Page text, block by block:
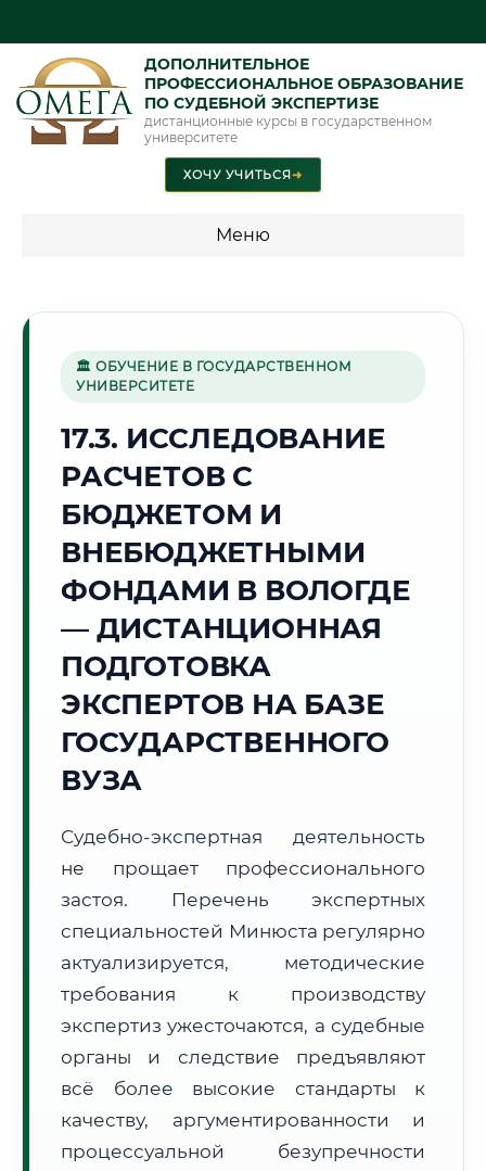
ДОПОЛНИТЕЛЬНОЕ
ПРОФЕССИОНАЛЬНОЕ ОБРАЗОВАНИЕ
ПО СУДЕБНОЙ ЭКСПЕРТИЗЕ
дистанционные курсы в государственном
университете
ХОЧУ УЧИТЬСЯ➜
Меню
специальности"
Стоимость по программам обучения "Судебная экспертиза"
Стоимость по программам обучения "Экспертиза"
❄️
Г. ВОЛОГДА
Точное местное время:
15:07:12
Воскресенье, 9 Августа
🌅 Восход:04:24
📍 Региональная справка г. Вологда
Тел. код:
+7 (8172)
Почтовые индексы:
160000–160999
Часовой пояс:
МСК (UTC+3)
Формат учебы:
Дистанционно
🗺️ Зона обслуживания: г. Вологда
🏛 ОБУЧЕНИЕ В ГОСУДАРСТВЕННОМ
УНИВЕРСИТЕТЕ
17.3. ИССЛЕДОВАНИЕ
РАСЧЕТОВ С
БЮДЖЕТОМ И
ВНЕБЮДЖЕТНЫМИ
ФОНДАМИ В ВОЛОГДЕ
— ДИСТАНЦИОННАЯ
ПОДГОТОВКА
ЭКСПЕРТОВ НА БАЗЕ
ГОСУДАРСТВЕННОГО
ВУЗА
Судебно-экспертная деятельность
не прощает профессионального
застоя. Перечень экспертных
специальностей Минюста регулярно
актуализируется, методические
требования к производству
экспертиз ужесточаются, а судебные
органы и следствие предъявляют
всё более высокие стандарты к
качеству, аргументированности и
процессуальной безупречности